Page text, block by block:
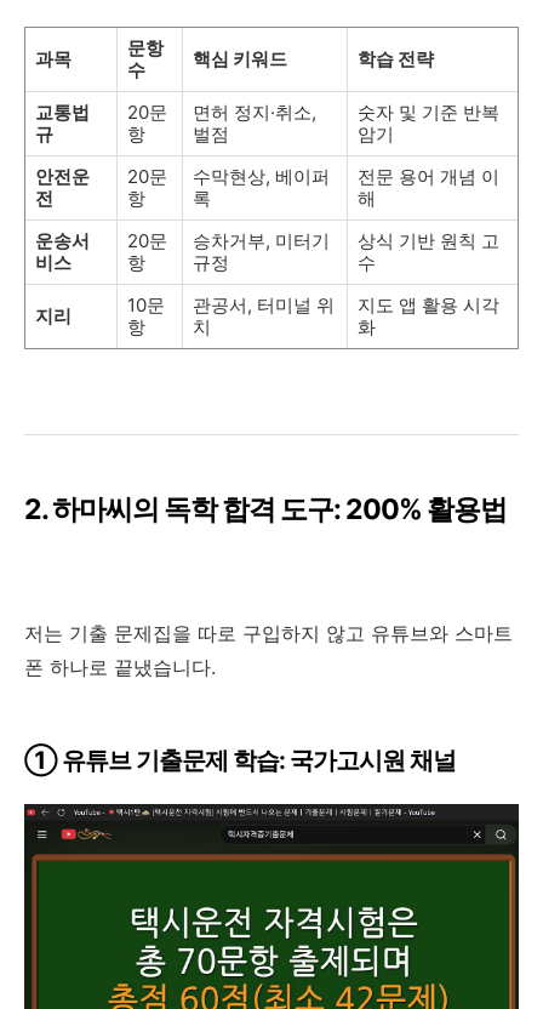
과목
문항
수
핵심 키워드 학습 전략
교통법
규
20문
항
면허 정지·취소,
벌점
숫자 및 기준 반복
암기
안전운
전
20문
항
수막현상, 베이퍼
록
전문 용어 개념 이
해
운송서
비스
20문
항
승차거부, 미터기
규정
상식 기반 원칙 고
수
지리
10문
항
관공서, 터미널 위
치
지도 앱 활용 시각
화
2. 하마씨의 독학 합격 도구: 200% 활용법
저는 기출 문제집을 따로 구입하지 않고 유튜브와 스마트
폰 하나로 끝냈습니다.
① 유튜브 기출문제 학습: 국가고시원 채널